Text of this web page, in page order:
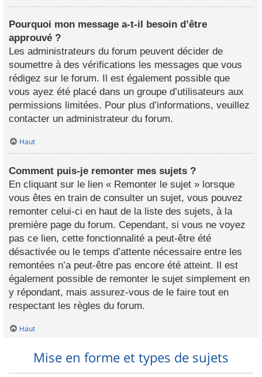
Pourquoi mon message a-t-il besoin d’être
approuvé ?
Les administrateurs du forum peuvent décider de
soumettre à des vérifications les messages que vous
rédigez sur le forum. Il est également possible que
vous ayez été placé dans un groupe d’utilisateurs aux
permissions limitées. Pour plus d’informations, veuillez
contacter un administrateur du forum.
Haut
Comment puis-je remonter mes sujets ?
En cliquant sur le lien « Remonter le sujet » lorsque
vous êtes en train de consulter un sujet, vous pouvez
remonter celui-ci en haut de la liste des sujets, à la
première page du forum. Cependant, si vous ne voyez
pas ce lien, cette fonctionnalité a peut-être été
désactivée ou le temps d’attente nécessaire entre les
remontées n’a peut-être pas encore été atteint. Il est
également possible de remonter le sujet simplement en
y répondant, mais assurez-vous de le faire tout en
respectant les règles du forum.
Haut
Mise en forme et types de sujets